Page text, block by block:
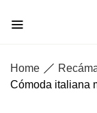
Home
Cómoda italiana